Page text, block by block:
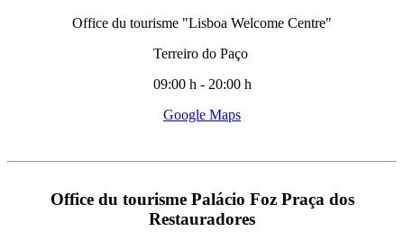
Office du tourisme "Lisboa Welcome Centre"
Terreiro do Paço
09:00 h - 20:00 h
Google Maps
Office du tourisme Palácio Foz Praça dos
Restauradores